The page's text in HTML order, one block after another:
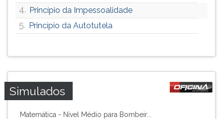
4. Princípio da Impessoalidade
5. Princípio da Autotutela
Simulados
Matemática - Nível Médio para Bombeir...